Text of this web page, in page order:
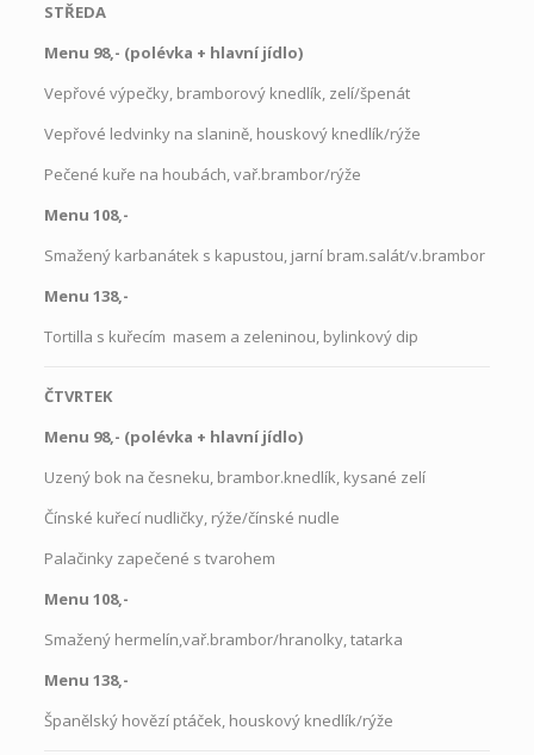
STŘEDA
Menu 98,- (polévka + hlavní jídlo)
Vepřové výpečky, bramborový knedlík, zelí/špenát
Vepřové ledvinky na slanině, houskový knedlík/rýže
Pečené kuře na houbách, vař.brambor/rýže
Menu 108,-
Smažený karbanátek s kapustou, jarní bram.salát/v.brambor
Menu 138,-
Tortilla s kuřecím masem a zeleninou, bylinkový dip
ČTVRTEK
Menu 98,- (polévka + hlavní jídlo)
Uzený bok na česneku, brambor.knedlík, kysané zelí
Čínské kuřecí nudličky, rýže/čínské nudle
Palačinky zapečené s tvarohem
Menu 108,-
Smažený hermelín,vař.brambor/hranolky, tatarka
Menu 138,-
Španělský hovězí ptáček, houskový knedlík/rýže